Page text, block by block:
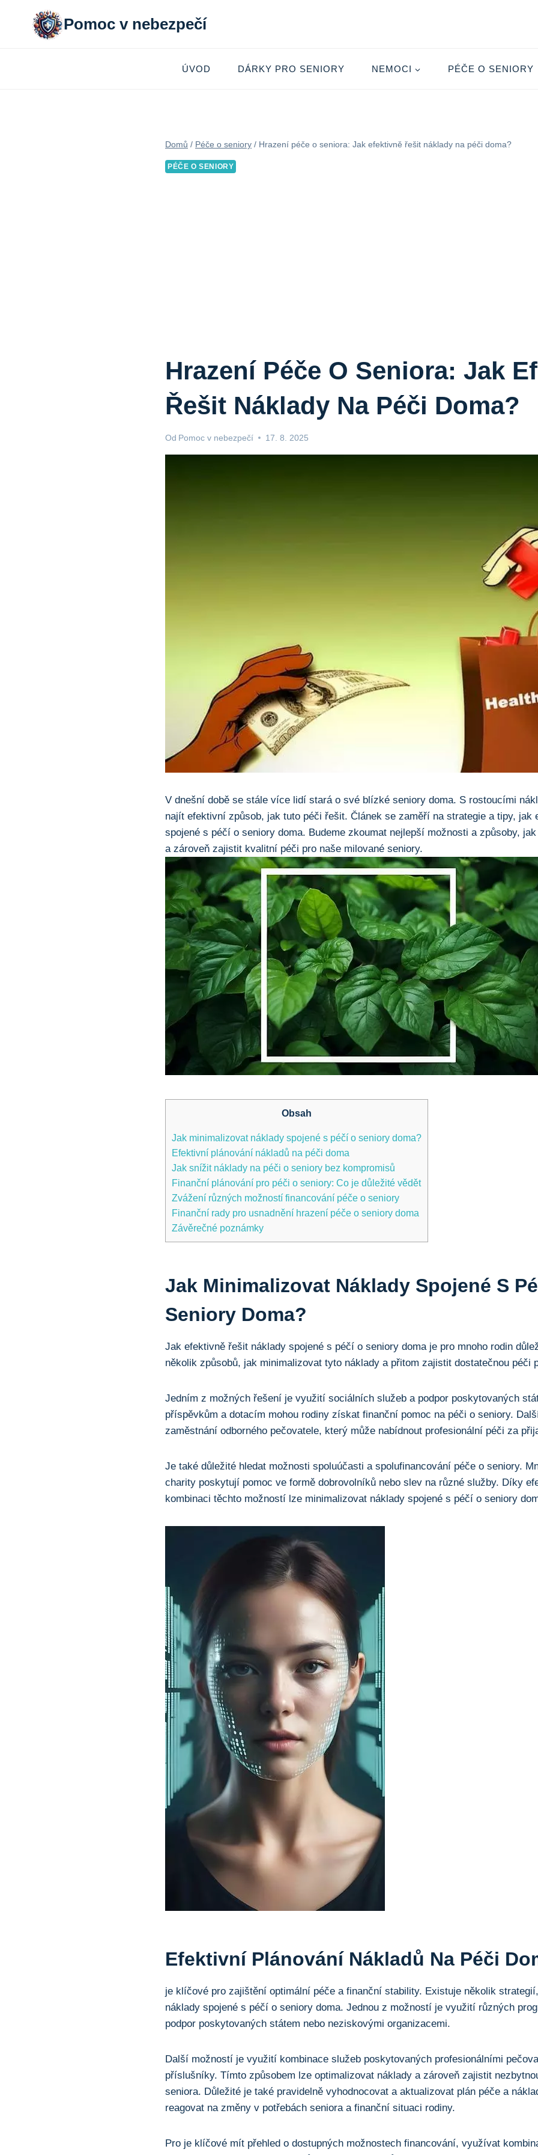
Pomoc v nebezpečí
ÚVOD DÁRKY PRO SENIORY NEMOCI PÉČE O SENIORY
Domů / Péče o seniory / Hrazení péče o seniora: Jak efektivně řešit náklady na péči doma?
PÉČE O SENIORY
Hrazení Péče O Seniora: Jak
Řešit Náklady Na Péči Doma?
Od Pomoc v nebezpečí 17. 8. 2025
V dnešní době se stále více lidí stará o své blízké seniory doma. S rostoucími
najít efektivní způsob, jak tuto péči řešit. Článek se zaměří na strategie a tipy, jak
spojené s péčí o seniory doma. Budeme zkoumat nejlepší možnosti a způsoby,
a zároveň zajistit kvalitní péči pro naše milované seniory.
Obsah
Jak minimalizovat náklady spojené s péčí o seniory doma?
Efektivní plánování nákladů na péči doma
Jak snížit náklady na péči o seniory bez kompromisů
Finanční plánování pro péči o seniory: Co je důležité vědět
Zvážení různých možností financování péče o seniory
Finanční rady pro usnadnění hrazení péče o seniory doma
Závěrečné poznámky
Jak Minimalizovat Náklady Spojené S
Seniory Doma?
Jak efektivně řešit náklady spojené s péčí o seniory doma je pro mnoho rodin
několik způsobů, jak minimalizovat tyto náklady a přitom zajistit dostatečnou péči
Jedním z možných řešení je využití sociálních služeb a podpor poskytovaných
příspěvkům a dotacím mohou rodiny získat finanční pomoc na péči o seniory.
zaměstnání odborného pečovatele, který může nabídnout profesionální péči za
Je také důležité hledat možnosti spoluúčasti a spolufinancování péče o seniory.
charity poskytují pomoc ve formě dobrovolníků nebo slev na různé služby. Díky
kombinaci těchto možností lze minimalizovat náklady spojené s péčí o seniory
Efektivní Plánování Nákladů Na Péči
je klíčové pro zajištění optimální péče a finanční stability. Existuje několik
náklady spojené s péčí o seniory doma. Jednou z možností je využití různých
podpor poskytovaných státem nebo neziskovými organizacemi.
Další možností je využití kombinace služeb poskytovaných profesionálními
příslušníky. Tímto způsobem lze optimalizovat náklady a zároveň zajistit
seniora. Důležité je také pravidelně vyhodnocovat a aktualizovat plán péče a
reagovat na změny v potřebách seniora a finanční situaci rodiny.
Pro je klíčové mít přehled o dostupných možnostech financování, využívat